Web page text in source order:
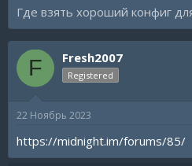
а
Где взять хороший конфиг
F Fresh2007
Registered
22 Ноябрь 2023
https://midnight.im/forums/85/